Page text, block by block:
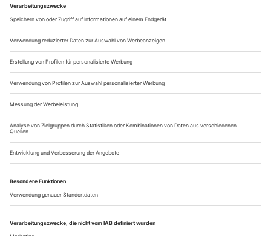
Vierteljahrhundert lang, von 1975 bis 1999, hatte der
Tscheche als künstlerischer Direktor die Ästhetik der
Compagnie in Den Haag geprägt und das NDT weltberühmt
gemacht; weitere zehn Jahre war er der Compagnie...
«Odyssee in C»
Chemnitz
Chemnitz ist Kulturhauptstadt, und langsam begreifen das
auch die Chemnitzer selbst. Bei idealem Sommerwetter sind
sie auf den Beinen, feiern das Festival «Tanz | Moderne |
Tanz» und vor allem das Mammutprojekt «Odyssee in C»,
gemeinsam mit Touristen, die extra dafür in die Stadt
gekommen sind. James Joyce’ 18 Kapitel dicker
Jahrhundertroman «Ulysses» dient als...